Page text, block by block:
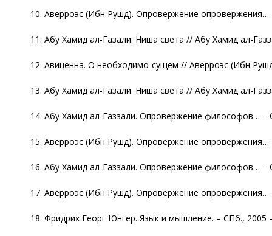
10. Аверроэс (Ибн Рушд). Опровержение опровержения…
11. Абу Хамид ал-Газали. Ниша света // Абу Хамид ал-
12. Авиценна. О необходимо-сущем // Аверроэс (Ибн
13. Абу Хамид ал-Газали. Ниша света // Абу Хамид ал-
14. Абу Хамид ал-Газзали. Опровержение философов… –
15. Аверроэс (Ибн Рушд). Опровержение опровержения…
16. Абу Хамид ал-Газзали. Опровержение философов… –
17. Аверроэс (Ибн Рушд). Опровержение опровержения…
18. Фридрих Георг Юнгер. Язык и мышление. – СПб., 2005